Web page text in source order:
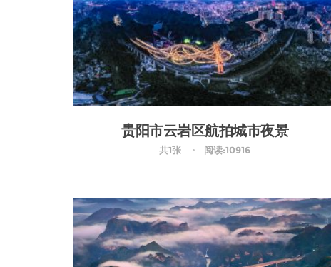
贵阳市云岩区航拍城市夜景
共1张 阅读:10916